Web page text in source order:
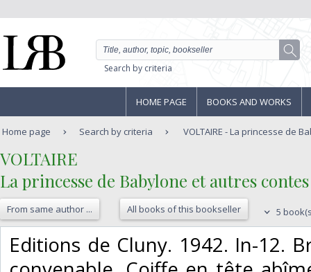
Search by criteria
HOME PAGE BOOKS AND WORKS
Home page Search by criteria VOLTAIRE - La princesse de
‎VOLTAIRE‎
‎La princesse de Babylone et autres contes‎
From same author ... All books of this bookseller 5
‎Editions de Cluny. 1942. In-12.